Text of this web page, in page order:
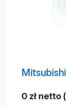
0 zł netto